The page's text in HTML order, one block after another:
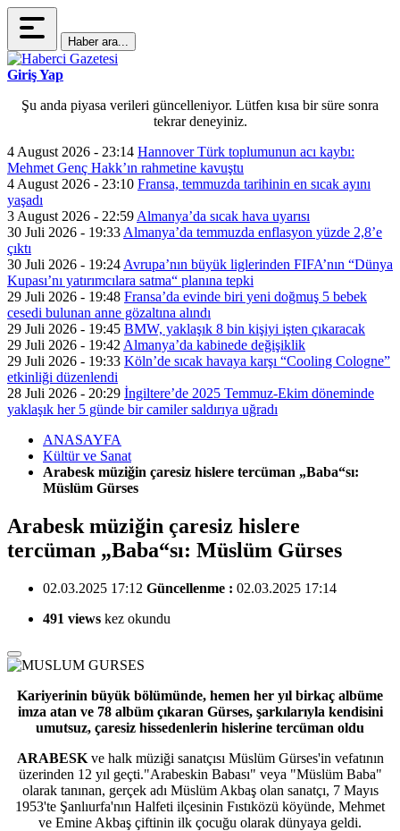
Haber ara...
Giriş Yap
Şu anda piyasa verileri güncelleniyor. Lütfen kısa bir süre sonra
tekrar deneyiniz.
4 August 2026 - 23:14 Hannover Türk toplumunun acı kaybı:
Mehmet Genç Hakk’ın rahmetine kavuştu
4 August 2026 - 23:10 Fransa, temmuzda tarihinin en sıcak ayını
yaşadı
3 August 2026 - 22:59 Almanya’da sıcak hava uyarısı
30 Juli 2026 - 19:33 Almanya’da temmuzda enflasyon yüzde 2,8’e
çıktı
30 Juli 2026 - 19:24 Avrupa’nın büyük liglerinden FIFA’nın “Dünya
Kupası’nı yatırımcılara satma“ planına tepki
29 Juli 2026 - 19:48 Fransa’da evinde biri yeni doğmuş 5 bebek
cesedi bulunan anne gözaltına alındı
29 Juli 2026 - 19:45 BMW, yaklaşık 8 bin kişiyi işten çıkaracak
29 Juli 2026 - 19:42 Almanya’da kabinede değişiklik
29 Juli 2026 - 19:33 Köln’de sıcak havaya karşı “Cooling Cologne”
etkinliği düzenlendi
28 Juli 2026 - 20:29 İngiltere’de 2025 Temmuz-Ekim döneminde
yaklaşık her 5 günde bir camiler saldırıya uğradı
ANASAYFA
Kültür ve Sanat
Arabesk müziğin çaresiz hislere tercüman „Baba“sı:
Müslüm Gürses
Arabesk müziğin çaresiz hislere
tercüman „Baba“sı: Müslüm Gürses
02.03.2025 17:12 Güncellenme : 02.03.2025 17:14
491 views kez okundu
Kariyerinin büyük bölümünde, hemen her yıl birkaç albüme
imza atan ve 78 albüm çıkaran Gürses, şarkılarıyla kendisini
umutsuz, çaresiz hissedenlerin hislerine tercüman oldu
ARABESKve halk müziği sanatçısı Müslüm Gürses'in vefatının
üzerinden 12 yıl geçti."Arabeskin Babası" veya "Müslüm Baba"
olarak tanınan, gerçek adı Müslüm Akbaş olan sanatçı, 7 Mayıs
1953'te Şanlıurfa'nın Halfeti ilçesinin Fıstıközü köyünde, Mehmet
ve Emine Akbaş çiftinin ilk çocuğu olarak dünyaya geldi.